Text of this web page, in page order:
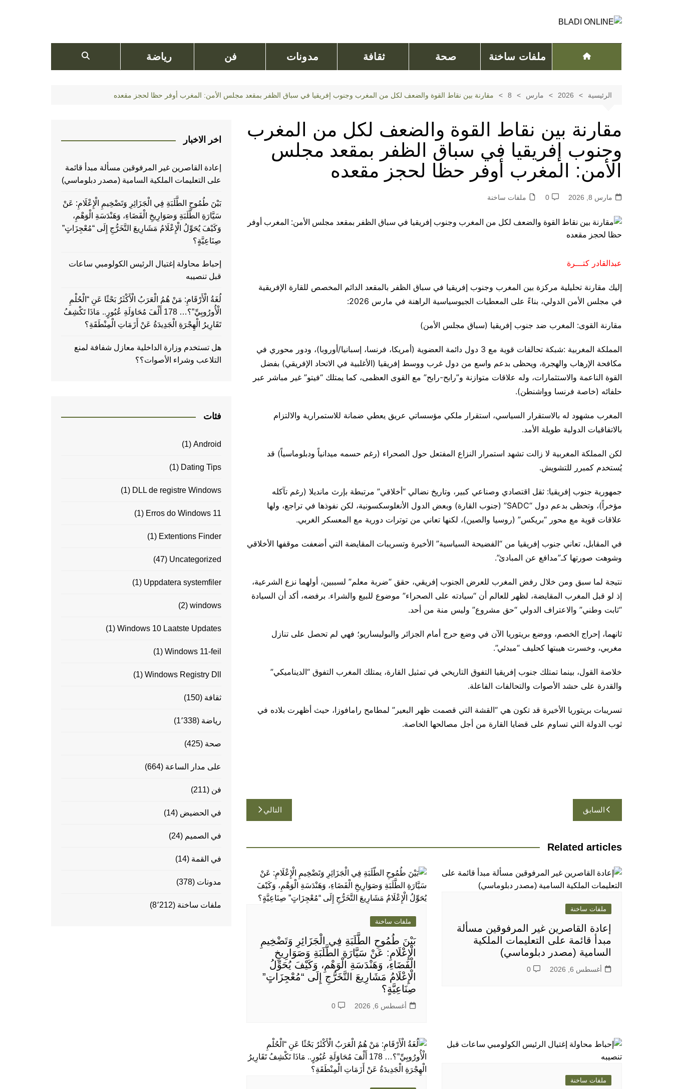
ملفات ساخنة صحة ثقافة مدونات فن رياضة
الرئيسية 2026 مارس 8 مقارنة بين نقاط القوة والضعف لكل من المغرب وجنوب إفريقيا في سباق الظفر بمقعد مجلس الأمن: المغرب أوفر حظا لحجز مقعده
مقارنة بين نقاط القوة والضعف لكل من المغرب
وجنوب إفريقيا في سباق الظفر بمقعد مجلس
الأمن: المغرب أوفر حظا لحجز مقعده
مارس 8, 2026 0 ملفات ساخنة
عبدالقادر كتـــرة
إليك مقارنة تحليلية مركزة بين المغرب وجنوب إفريقيا في سباق الظفر بالمقعد الدائم المخصص للقارة الإفريقية
في مجلس الأمن الدولي، بناءً على المعطيات الجيوسياسية الراهنة في مارس 2026:
مقارنة القوى: المغرب ضد جنوب إفريقيا (سباق مجلس الأمن)
المملكة المغربية :شبكة تحالفات قوية مع 3 دول دائمة العضوية (أمريكا، فرنسا، إسبانيا/أوروبا)، ودور محوري في
مكافحة الإرهاب والهجرة، ويحظى بدعم واسع من دول غرب ووسط إفريقيا (الأغلبية في الاتحاد الإفريقي) بفضل
القوة الناعمة والاستثمارات، وله علاقات متوازنة و”رابح-رابح” مع القوى العظمى، كما يمتلك “فيتو” غير مباشر عبر
حلفائه (خاصة فرنسا وواشنطن).
المغرب مشهود له بالاستقرار السياسي، استقرار ملكي مؤسساتي عريق يعطي ضمانة للاستمرارية والالتزام
بالاتفاقيات الدولية طويلة الأمد.
لكن المملكة المغربية لا زالت تشهد استمرار النزاع المفتعل حول الصحراء (رغم حسمه ميدانياً ودبلوماسياً) قد
يُستخدم كمبرر للتشويش.
جمهورية جنوب إفريقيا: ثقل اقتصادي وصناعي كبير، وتاريخ نضالي “أخلاقي” مرتبطة بإرث مانديلا (رغم تآكله
مؤخراً)، وتحظى بدعم دول “SADC” (جنوب القارة) وبعض الدول الأنغلوسكسونية، لكن نفوذها في تراجع، ولها
علاقات قوية مع محور “بريكس” (روسيا والصين)، لكنها تعاني من توترات دورية مع المعسكر الغربي.
في المقابل، تعاني جنوب إفريقيا من “الفضيحة السياسية” الأخيرة وتسريبات المقايضة التي أضعفت موقفها الأخلاقي
وشوهت صورتها كـ”مدافع عن المبادئ”.
نتيجة لما سبق ومن خلال رفض المغرب للعرض الجنوب إفريقي، حقق “ضربة معلم” لسببين، أولهما نزع الشرعية،
إذ لو قبل المغرب المقايضة، لظهر للعالم أن “سيادته على الصحراء” موضوع للبيع والشراء. برفضه، أكد أن السيادة
“ثابت وطني” والاعتراف الدولي “حق مشروع” وليس منة من أحد.
ثانهما، إحراج الخصم، ووضع بريتوريا الآن في وضع حرج أمام الجزائر والبوليساريو؛ فهي لم تحصل على تنازل
مغربي، وخسرت هيبتها كحليف “مبدئي”.
خلاصة القول، بينما تمتلك جنوب إفريقيا التفوق التاريخي في تمثيل القارة، يمتلك المغرب التفوق “الديناميكي”
والقدرة على حشد الأصوات والتحالفات الفاعلة.
تسريبات بريتوريا الأخيرة قد تكون هي “القشة التي قصمت ظهر البعير” لمطامح رامافوزا، حيث أظهرت بلاده في
ثوب الدولة التي تساوم على قضايا القارة من أجل مصالحها الخاصة.
تصفّح
المقالات
السابق التالي
Related articles
ملفات ساخنة
إعادة القاصرين غير المرفوقين مسألة
مبدأ قائمة على التعليمات الملكية
السامية (مصدر دبلوماسي)
أغسطس 6, 2026 0
ملفات ساخنة
بَيْنَ طُمُوحِ الطَّلَبَةِ فِي الْجَزَائِرِ وَتَضْخِيمِ
الْإِعْلَامِ: عَنْ سَيَّارَةِ الطَّلَبَةِ وَصَوَارِيخِ
الْفَضَاءِ، وَهَنْدَسَةِ الْوَهْمِ، وَكَيْفَ يُحَوِّلُ
الْإِعْلَامُ مَشَارِيعَ التَّخَرُّجِ إِلَى “مُعْجِزَاتٍ”
صِنَاعِيَّةٍ؟
أغسطس 6, 2026 0
ملفات ساخنة
اخر الاخبار
إعادة القاصرين غير المرفوقين مسألة مبدأ قائمة
على التعليمات الملكية السامية (مصدر دبلوماسي)
بَيْنَ طُمُوحِ الطَّلَبَةِ فِي الْجَزَائِرِ وَتَضْخِيمِ الْإِعْلَامِ: عَنْ
سَيَّارَةِ الطَّلَبَةِ وَصَوَارِيخِ الْفَضَاءِ، وَهَنْدَسَةِ الْوَهْمِ،
وَكَيْفَ يُحَوِّلُ الْإِعْلَامُ مَشَارِيعَ التَّخَرُّجِ إِلَى “مُعْجِزَاتٍ”
صِنَاعِيَّةٍ؟
إحباط محاولة إغتيال الرئيس الكولومبي ساعات
قبل تنصيبه
لُغَةُ الْأَرْقَامِ: مَنْ هُمُ الْعَرَبُ الْأَكْثَرُ بَحْثًا عَنِ “الْحُلْمِ
الْأُورُوبِيِّ”؟… 178 أَلْفَ مُحَاوَلَةِ عُبُورٍ.. مَاذَا تَكْشِفُ
تَقَارِيرُ الْهِجْرَةِ الْجَدِيدَةُ عَنْ أَزَمَاتِ الْمِنْطَقَةِ؟
هل تستخدم وزارة الداخلية معازل شفافة لمنع
التلاعب وشراء الأصوات؟؟
فئات
Android
(1)
Dating Tips
(1)
DLL de registre Windows
(1)
Erros do Windows 11
(1)
Extentions Finder
(1)
Uncategorized
(47)
Uppdatera systemfiler
(1)
windows
(2)
Windows 10 Laatste Updates
(1)
Windows 11-feil
(1)
Windows Registry Dll
(1)
ثقافة (150)
رياضة (1٬338)
صحة (425)
على مدار الساعة (664)
فن (211)
في الحضيض (14)
في الصميم (24)
في القمة (14)
مدونات (378)
ملفات ساخنة (8٬212)